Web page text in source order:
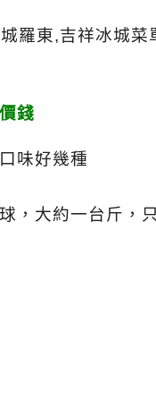
錢
味好幾種
，大約一台斤，